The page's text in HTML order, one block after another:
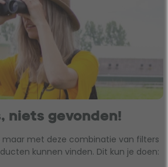
niets gevonden!
met deze combinatie van filters
kunnen vinden. Dit kun je doen: